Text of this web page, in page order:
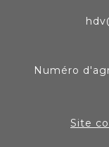
Numéro
Site